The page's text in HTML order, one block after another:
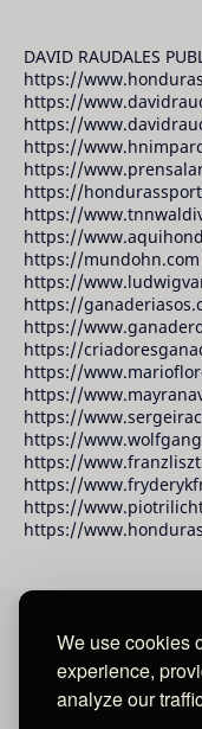
We use cookies
experience,
analyze our
DAVID RAUDALES
https://
https://
https://
https://
https://
https://
https://
https://
https://
https://
https://
https://
https://
https://
https://
https://
https://
https://
https://
https://
https://
David